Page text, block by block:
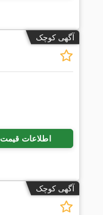
آگهی کوچک
اطلاعات قیمت
آگهی کوچک